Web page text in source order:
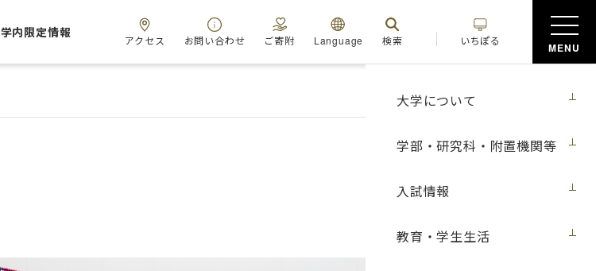
大学について
学部・研究科・附置機関等
入試情報
教育・学生生活
学内限定情報
アクセス お問い合わせ ご寄附 Language 検索 いちぽる
MENU